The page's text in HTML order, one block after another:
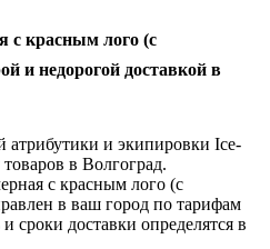
с красным лого (с
и недорогой доставкой в
атрибутики и экипировки Ice-
в Волгоград.
с красным лого (с
в ваш город по тарифам
доставки определятся в